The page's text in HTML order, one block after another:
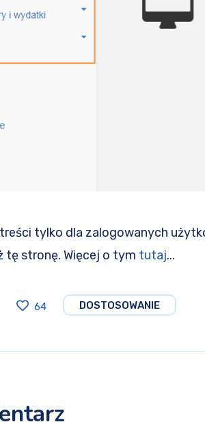
tylko dla zalogowanych
tę stronę. Więcej o tym tutaj...
64 DOSTOSOWANIE